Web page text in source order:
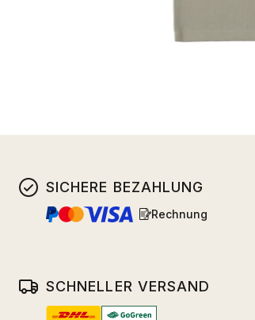
SICHERE BEZAHLUNG
Rechnung
SCHNELLER VERSAND